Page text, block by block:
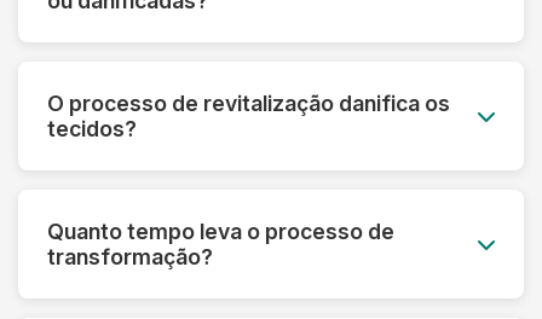
prévia e informamos o que é possível restaurar
O processo de revitalização danifica os
tecidos?
prolongar a vida útil das roupas, sempre
respeitando as características de cada material.
Quanto tempo leva o processo de
transformação?